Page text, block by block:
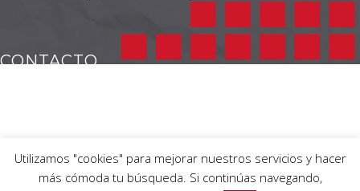
CONTACTO
EMAIL
Utilizamos "cookies" para mejorar nuestros servicios y hacer
más cómoda tu búsqueda. Si continúas navegando,